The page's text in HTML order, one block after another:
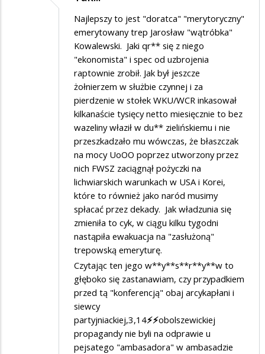
Najlepszy to jest "doratca" "merytoryczny"
emerytowany trep Jarosław "wątróbka"
Kowalewski. Jaki qr** się z niego
"ekonomista" i spec od uzbrojenia
raptownie zrobił. Jak był jeszcze
żołnierzem w służbie czynnej i za
pierdzenie w stołek WKU/WCR inkasował
kilkanaście tysięcy netto miesięcznie to bez
wazeliny właził w du** zielińskiemu i nie
przeszkadzało mu wówczas, że błaszczak
na mocy UoOO poprzez utworzony przez
nich FWSZ zaciągnął pożyczki na
lichwiarskich warunkach w USA i Korei,
które to również jako naród musimy
spłacać przez dekady. Jak władzunia się
zmieniła to cyk, w ciągu kilku tygodni
nastąpiła ewakuacja na "zasłużoną"
trepowską emeryturę.
Czytając ten jego w**y**s**r**y**w to
głęboko się zastanawiam, czy przypadkiem
przed tą "konferencją" obaj arcykapłani i
siewcy
partyjniackiej,3,14⚡️⚡️obolszewickiej
propagandy nie byli na odprawie u
pejsatego "ambasadora" w ambasadzie